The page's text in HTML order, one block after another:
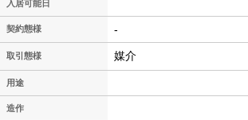
入居可能日
契約態様 -
取引態様 媒介
用途
造作